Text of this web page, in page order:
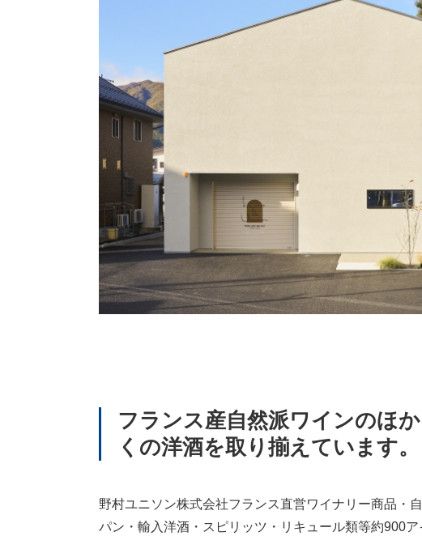
フランス産自然派ワインのほ
くの洋酒を取り揃えています。
野村ユニソン株式会社フランス直営ワイナリー商品・
パン・輸入洋酒・スピリッツ・リキュール類等約900